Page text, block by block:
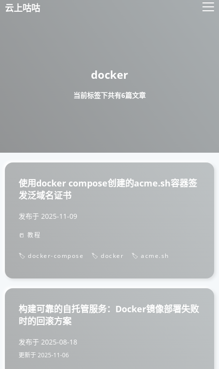
云上咕咕
docker
当前标签下共有6篇文章
使用docker compose创建的acme.sh容器签
发泛域名证书
发布于 2025-11-09
📒 教程
🏷️ docker-compose 🏷️ docker 🏷️ acme.sh
构建可靠的自托管服务：Docker镜像部署失败
时的回滚方案
发布于 2025-08-18
更新于2025-11-06